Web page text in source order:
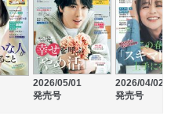
2026/05/01
発売号
2026/04/02
発売号